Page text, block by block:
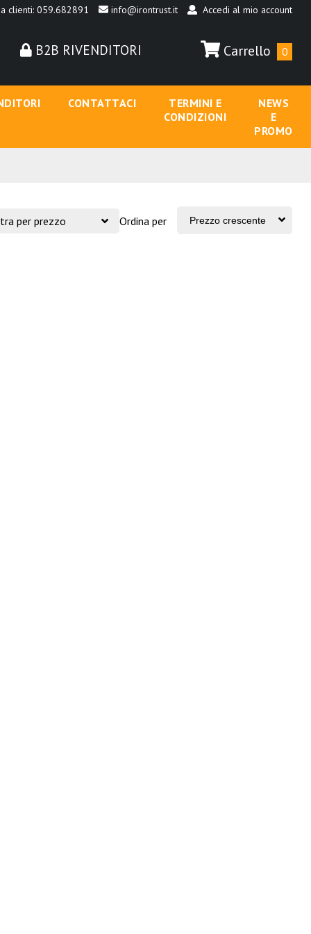
clienti: 059.682891 info@irontrust.it Accedi al mio account
B2B RIVENDITORI Carrello 0
CONTATTACI
TERMINI E
CONDIZIONI
NEWS
E
PROMO
per prezzo Ordina per